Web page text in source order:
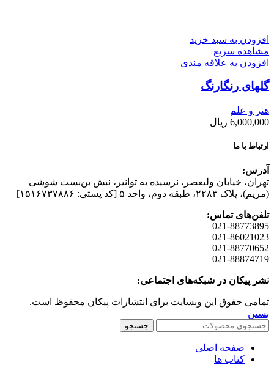
افزودن به سبد خرید
مشاهده سریع
افزودن به علاقه مندی
گلهای رنگارنگ
هنر و علم
6,000,000 ریال
ارتباط با ما
آدرس:
تهران، خیابان وليعصر، نرسيده به توانير، نبش بن‌بست شوشی
(مريم)، پلاک ۲۲۸۳، طبقه دوم، واحد ۵ [کد پستی: ۱۵۱۶۷۳۷۸۸۶]
تلفن‌های تماس:
021-88773895
021-86021023
021-88770652
021-88874719
نشر پیکان در شبکه‌های اجتماعی:
تمامی حقوق این وبسایت برای انتشارات پیکان محفوظ است.
بستن
جستجو
صفحه اصلی
کتاب ها